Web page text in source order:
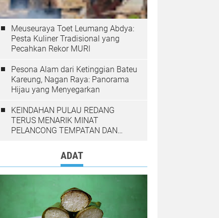
Meuseuraya Toet Leumang Abdya:
Pesta Kuliner Tradisional yang
Pecahkan Rekor MURI
Pesona Alam dari Ketinggian Bateu
Kareung, Nagan Raya: Panorama
Hijau yang Menyegarkan
KEINDAHAN PULAU REDANG
TERUS MENARIK MINAT
PELANCONG TEMPATAN DAN
ADAT